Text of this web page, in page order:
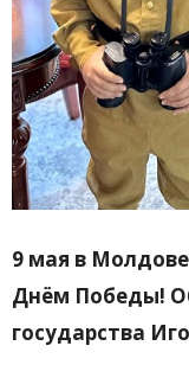
9 мая в
Днём Победы!
государства